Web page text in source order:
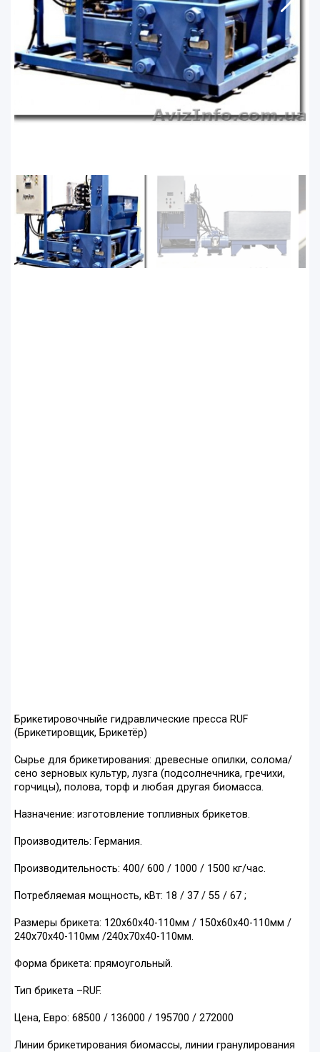
Брикетировочныйе гидравлические пресса RUF
(Брикетировщик, Брикетёр)
Сырье для брикетирования: древесные опилки, солома/
сено зерновых культур, лузга (подсолнечника, гречихи,
горчицы), полова, торф и любая другая биомасса.
Назначение: изготовление топливных брикетов.
Производитель: Германия.
Производительность: 400/ 600 / 1000 / 1500 кг/час.
Потребляемая мощность, кВт: 18 / 37 / 55 / 67 ;
Размеры брикета: 120х60х40-110мм / 150х60х40-110мм /
240х70х40-110мм /240х70х40-110мм.
Форма брикета: прямоугольный.
Тип брикета –RUF.
Цена, Евро: 68500 / 136000 / 195700 / 272000
Линии брикетирования биомассы, линии гранулирования